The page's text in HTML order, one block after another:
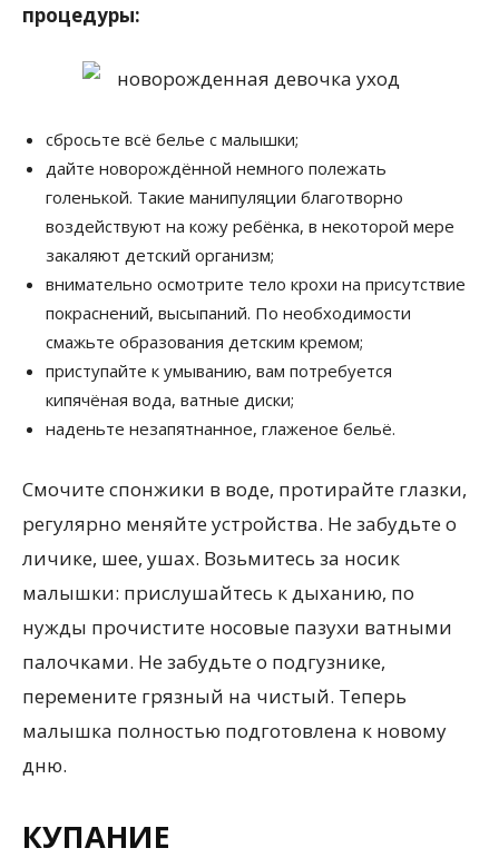
процедуры:
сбросьте всё белье с малышки;
дайте новорождённой немного полежать
голенькой. Такие манипуляции благотворно
воздействуют на кожу ребёнка, в некоторой мере
закаляют детский организм;
внимательно осмотрите тело крохи на присутствие
покраснений, высыпаний. По необходимости
смажьте образования детским кремом;
приступайте к умыванию, вам потребуется
кипячёная вода, ватные диски;
наденьте незапятнанное, глаженое бельё.
Смочите спонжики в воде, протирайте глазки,
регулярно меняйте устройства. Не забудьте о
личике, шее, ушах. Возьмитесь за носик
малышки: прислушайтесь к дыханию, по
нужды прочистите носовые пазухи ватными
палочками. Не забудьте о подгузнике,
перемените грязный на чистый. Теперь
малышка полностью подготовлена к новому
дню.
КУПАНИЕ